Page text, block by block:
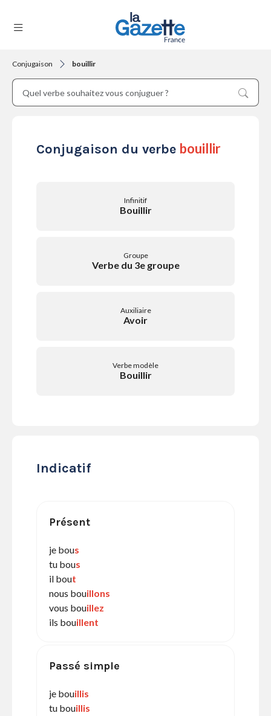
THÉMATIQUES
Conjugaison bouillir
Conjugaison du verbe bouillir
Infinitif
Bouillir
Groupe
Verbe du 3e groupe
Auxiliaire
Avoir
Verbe modèle
Bouillir
Indicatif
Présent
je bous
tu bous
il bout
nous bouillons
vous bouillez
ils bouillent
Passé simple
je bouillis
tu bouillis